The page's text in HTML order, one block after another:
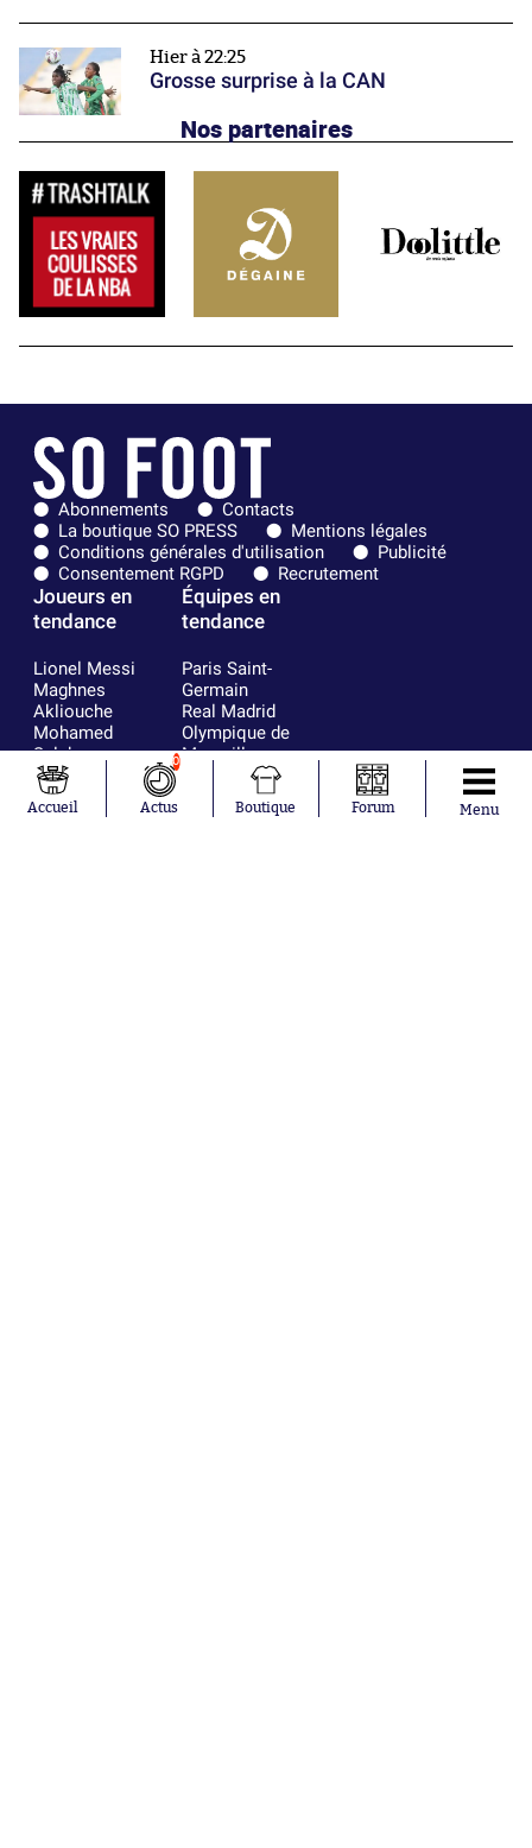
Hier à 22:25
Grosse surprise à la CAN
Nos partenaires
Abonnements
Contacts
La boutique SO PRESS
Mentions légales
Conditions générales d'utilisation
Publicité
Consentement RGPD
Recrutement
Joueurs en
tendance
Lionel Messi
Maghnes
Akliouche
Mohamed
Salah
Neymar
Julián Álvarez
Ferrán Torres
Équipes en
tendance
Paris Saint-
Germain
Real Madrid
Olympique de
Marseille
FC Barcelone
Argentine
Accueil
0
Actus Boutique Forum Menu